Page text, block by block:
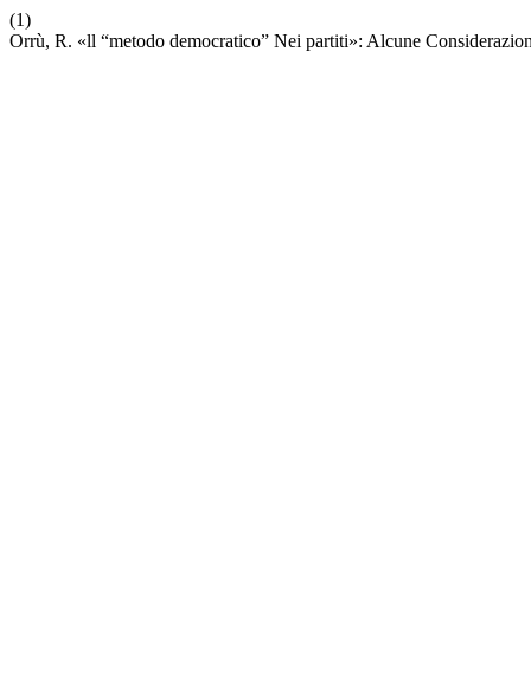
(1)
Orrù, R. «ll “metodo democratico” Nei partiti»: Alcune